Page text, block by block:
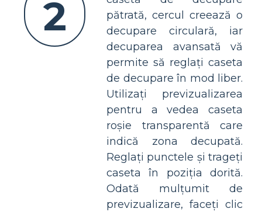
2
pătrată, cercul creează o
decupare circulară, iar
decuparea avansată vă
permite să reglați caseta
de decupare în mod liber.
Utilizați previzualizarea
pentru a vedea caseta
roșie transparentă care
indică zona decupată.
Reglați punctele și trageți
caseta în poziția dorită.
Odată mulțumit de
previzualizare, faceți clic